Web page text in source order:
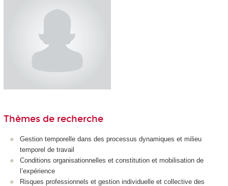
Thèmes de recherche
Gestion temporelle dans des processus dynamiques et milieu
temporel de travail
Conditions organisationnelles et constitution et mobilisation de
l’expérience
Risques professionnels et gestion individuelle et collective des